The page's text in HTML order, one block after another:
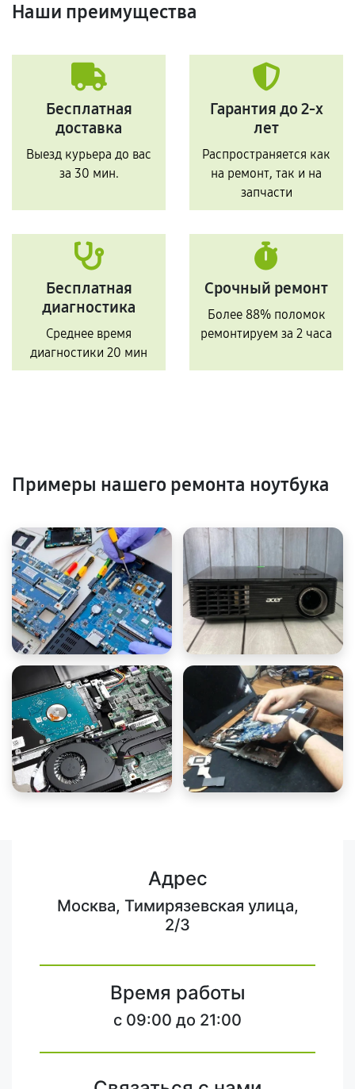
Наши преимущества
Бесплатная
доставка
Выезд курьера до вас
за 30 мин.
Гарантия до 2-х
лет
Распространяется как
на ремонт, так и на
запчасти
Бесплатная
диагностика
Среднее время
диагностики 20 мин
Срочный ремонт
Более 88% поломок
ремонтируем за 2 часа
Примеры нашего ремонта ноутбука
Адрес
Москва, Тимирязевская улица,
2/3
Время работы
c 09:00 до 21:00